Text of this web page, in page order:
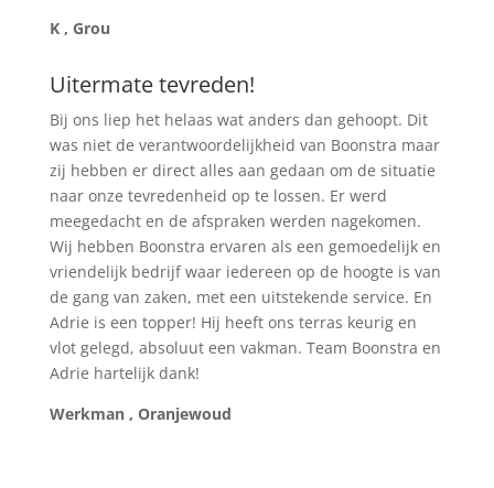
K , Grou
Uitermate tevreden!
Bij ons liep het helaas wat anders dan gehoopt. Dit
was niet de verantwoordelijkheid van Boonstra maar
zij hebben er direct alles aan gedaan om de situatie
naar onze tevredenheid op te lossen. Er werd
meegedacht en de afspraken werden nagekomen.
Wij hebben Boonstra ervaren als een gemoedelijk en
vriendelijk bedrijf waar iedereen op de hoogte is van
de gang van zaken, met een uitstekende service. En
Adrie is een topper! Hij heeft ons terras keurig en
vlot gelegd, absoluut een vakman. Team Boonstra en
Adrie hartelijk dank!
Werkman , Oranjewoud